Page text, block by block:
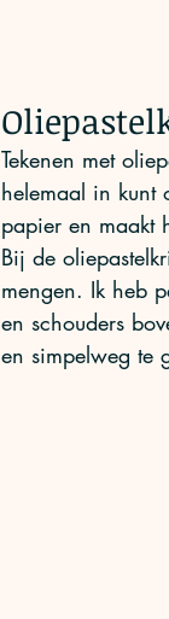
Tekenen met
helemaal in kunt
papier en maakt
Bij de
mengen. Ik heb
en schouders
en simpelweg te